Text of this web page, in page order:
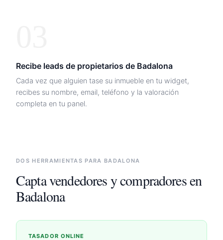
Recibe leads de propietarios de Badalona
Cada vez que alguien tase su inmueble en tu widget,
recibes su nombre, email, teléfono y la valoración
completa en tu panel.
DOS HERRAMIENTAS PARA BADALONA
Capta vendedores y compradores en
Badalona
TASADOR ONLINE